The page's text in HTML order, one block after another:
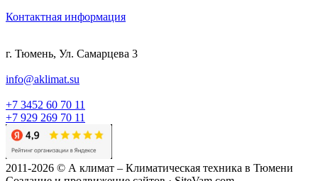
Контактная информация
г. Тюмень, Ул. Самарцева 3
info@aklimat.su
+7 3452 60 70 11
+7 929 269 70 11
2011-2026 © А климат – Климатическая техника в Тюмени